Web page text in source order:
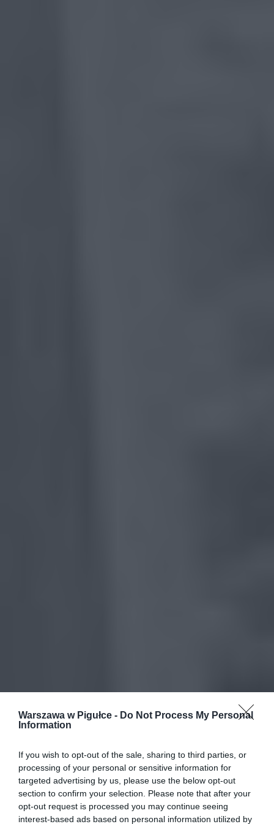
Warszawa w Pigułce - Do Not Process My Personal
Information
If you wish to opt-out of the sale, sharing to third parties, or
processing of your personal or sensitive information for
targeted advertising by us, please use the below opt-out
section to confirm your selection. Please note that after your
opt-out request is processed you may continue seeing
interest-based ads based on personal information utilized by